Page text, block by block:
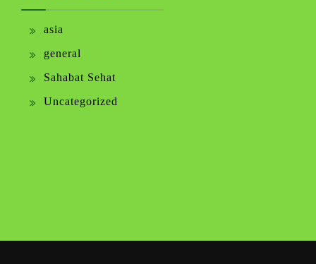
asia
general
Sahabat Sehat
Uncategorized